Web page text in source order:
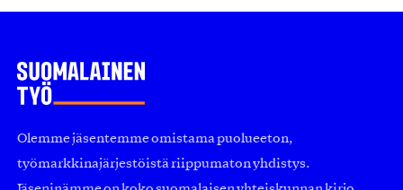
Olemme jäsentemme omistama puolueeton,
työmarkkinajärjestöistä riippumaton yhdistys.